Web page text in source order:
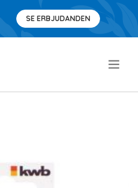
SE ERBJUDANDEN